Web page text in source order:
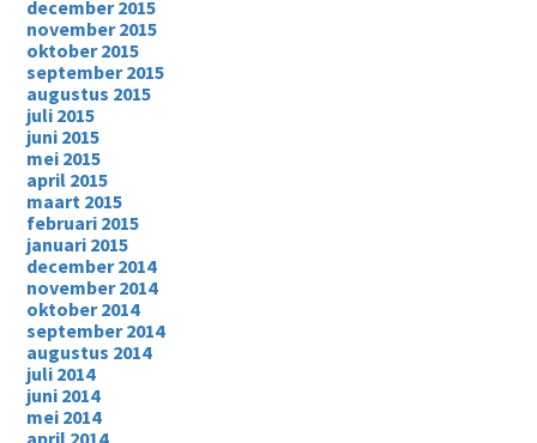
december 2015
november 2015
oktober 2015
september 2015
augustus 2015
juli 2015
juni 2015
mei 2015
april 2015
maart 2015
februari 2015
januari 2015
december 2014
november 2014
oktober 2014
september 2014
augustus 2014
juli 2014
juni 2014
mei 2014
april 2014